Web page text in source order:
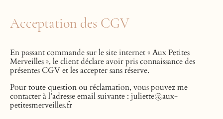
Acceptation des CGV
En passant commande sur le site internet « Aux Petites
Merveilles », le client déclare avoir pris connaissance des
présentes CGV et les accepter sans réserve.
Pour toute question ou réclamation, vous pouvez me
contacter à l’adresse email suivante : juliette@aux-
petitesmerveilles.fr